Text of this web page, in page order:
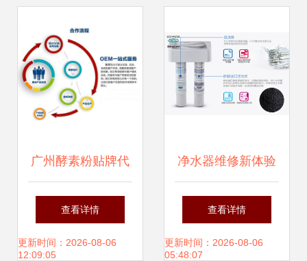
广州酵素粉贴牌代
加工厂家 为何专业
设计服务成为核心
查看详情
更新时间：2026-08-06
12:09:05
净水器维修新体验
1小时快修与24小
时专业守护
查看详情
更新时间：2026-08-06
05:48:07